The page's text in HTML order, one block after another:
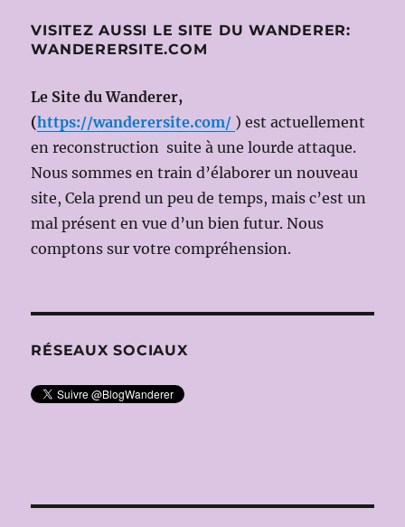
RUSTIONI,
Ms
scène:
DE
ANA)
VISITEZ AUSSI LE SITE DU WANDERER:
WANDERERSITE.COM
Le Site du Wanderer,
(https://wanderersite.com/ ) est actuellement
en reconstruction suite à une lourde attaque.
Nous sommes en train d’élaborer un nouveau
site, Cela prend un peu de temps, mais c’est un
mal présent en vue d’un bien futur. Nous
comptons sur votre compréhension.
RÉSEAUX SOCIAUX